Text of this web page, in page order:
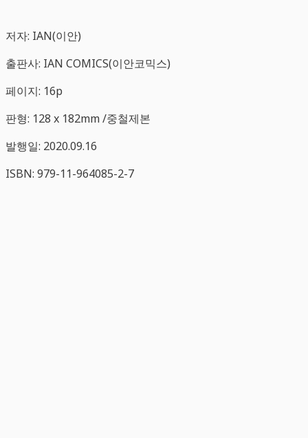
저자: IAN(이안)
출판사: IAN COMICS(이안코믹스)
페이지: 16p
판형: 128 x 182mm /중철제본
발행일: 2020.09.16
ISBN: 979-11-964085-2-7